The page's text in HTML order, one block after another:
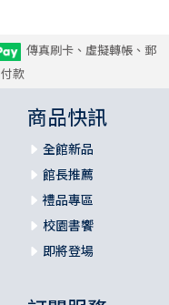
傳真刷卡、虛擬轉帳、郵
款
商品快訊
全館新品
館長推薦
禮品專區
校園書饗
即將登場